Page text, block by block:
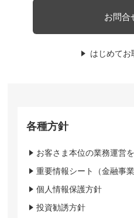
お問合
はじめてお
各種方針
お客さま本位の業務運営
重要情報シート（金融事業
個人情報保護方針
投資勧誘方針